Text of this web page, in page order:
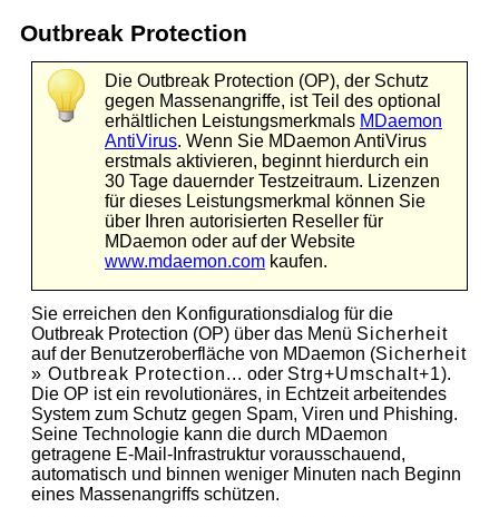
Outbreak Protection
Die Outbreak Protection (OP), der Schutz
gegen Massenangriffe, ist Teil des optional
erhältlichen Leistungsmerkmals MDaemon
AntiVirus. Wenn Sie MDaemon AntiVirus
erstmals aktivieren, beginnt hierdurch ein
30 Tage dauernder Testzeitraum. Lizenzen
für dieses Leistungsmerkmal können Sie
über Ihren autorisierten Reseller für
MDaemon oder auf der Website
www.mdaemon.com kaufen.
Sie erreichen den Konfigurationsdialog für die
Outbreak Protection (OP) über das Menü Sicherheit
auf der Benutzeroberfläche von MDaemon (Sicherheit
» Outbreak Protection... oder Strg+Umschalt+1).
Die OP ist ein revolutionäres, in Echtzeit arbeitendes
System zum Schutz gegen Spam, Viren und Phishing.
Seine Technologie kann die durch MDaemon
getragene E-Mail-Infrastruktur vorausschauend,
automatisch und binnen weniger Minuten nach Beginn
eines Massenangriffs schützen.